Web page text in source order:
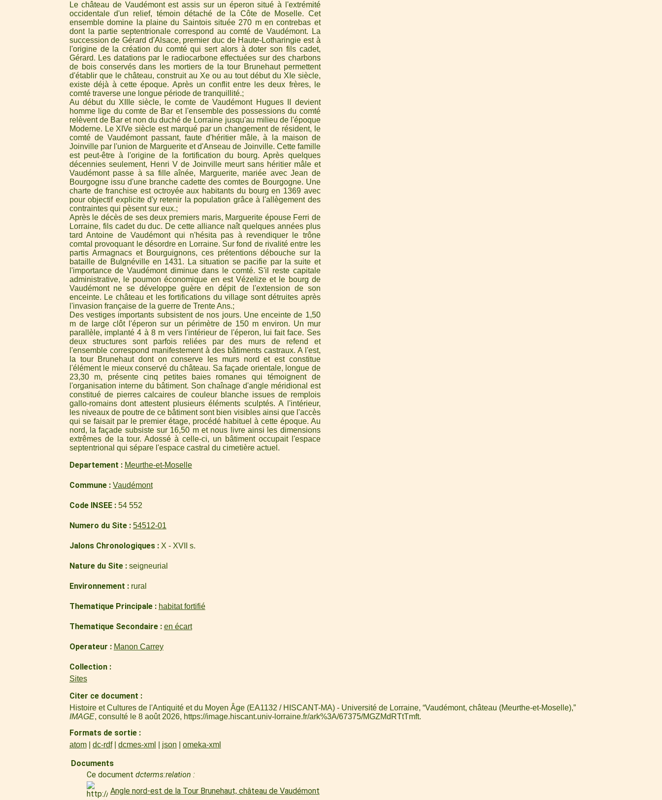
Le château de Vaudémont est assis sur un éperon situé à l'extrémité
occidentale d'un relief, témoin détaché de la Côte de Moselle. Cet
ensemble domine la plaine du Saintois située 270 m en contrebas et
dont la partie septentrionale correspond au comté de Vaudémont. La
succession de Gérard d'Alsace, premier duc de Haute-Lotharingie est à
l'origine de la création du comté qui sert alors à doter son fils cadet,
Gérard. Les datations par le radiocarbone effectuées sur des charbons
de bois conservés dans les mortiers de la tour Brunehaut permettent
d'établir que le château, construit au Xe ou au tout début du XIe siècle,
existe déjà à cette époque. Après un conflit entre les deux frères, le
comté traverse une longue période de tranquillité.
Au début du XIIIe siècle, le comte de Vaudémont Hugues II devient
homme lige du comte de Bar et l'ensemble des possessions du comté
relèvent de Bar et non du duché de Lorraine jusqu'au milieu de l'époque
Moderne. Le XIVe siècle est marqué par un changement de résident, le
comté de Vaudémont passant, faute d'héritier mâle, à la maison de
Joinville par l'union de Marguerite et d'Anseau de Joinville. Cette famille
est peut-être à l'origine de la fortification du bourg. Après quelques
décennies seulement, Henri V de Joinville meurt sans héritier mâle et
Vaudémont passe à sa fille aînée, Marguerite, mariée avec Jean de
Bourgogne issu d'une branche cadette des comtes de Bourgogne. Une
charte de franchise est octroyée aux habitants du bourg en 1369 avec
pour objectif explicite d'y retenir la population grâce à l'allègement des
contraintes qui pèsent sur eux.
Après le décès de ses deux premiers maris, Marguerite épouse Ferri de
Lorraine, fils cadet du duc. De cette alliance naît quelques années plus
tard Antoine de Vaudémont qui n'hésita pas à revendiquer le trône
comtal provoquant le désordre en Lorraine. Sur fond de rivalité entre les
partis Armagnacs et Bourguignons, ces prétentions débouche sur la
bataille de Bulgnéville en 1431. La situation se pacifie par la suite et
l'importance de Vaudémont diminue dans le comté. S'il reste capitale
administrative, le poumon économique en est Vézelize et le bourg de
Vaudémont ne se développe guère en dépit de l'extension de son
enceinte. Le château et les fortifications du village sont détruites après
l'invasion française de la guerre de Trente Ans.
Des vestiges importants subsistent de nos jours. Une enceinte de 1,50
m de large clôt l'éperon sur un périmètre de 150 m environ. Un mur
parallèle, implanté 4 à 8 m vers l'intérieur de l'éperon, lui fait face. Ses
deux structures sont parfois reliées par des murs de refend et
l'ensemble correspond manifestement à des bâtiments castraux. A l'est,
la tour Brunehaut dont on conserve les murs nord et est constitue
l'élément le mieux conservé du château. Sa façade orientale, longue de
23,30 m, présente cinq petites baies romanes qui témoignent de
l'organisation interne du bâtiment. Son chaînage d'angle méridional est
constitué de pierres calcaires de couleur blanche issues de remplois
gallo-romains dont attestent plusieurs éléments sculptés. A l'intérieur,
les niveaux de poutre de ce bâtiment sont bien visibles ainsi que l'accès
qui se faisait par le premier étage, procédé habituel à cette époque. Au
nord, la façade subsiste sur 16,50 m et nous livre ainsi les dimensions
extrêmes de la tour. Adossé à celle-ci, un bâtiment occupait l'espace
septentrional qui sépare l'espace castral du cimetière actuel.
Departement Meurthe-et-Moselle
Commune Vaudémont
Code INSEE 54 552
Numero du Site 54512-01
Jalons Chronologiques X - XVII s.
Nature du Site seigneurial
Environnement rural
Thematique Principale habitat fortifié
Thematique Secondaire en écart
Operateur Manon Carrey
Collection
Sites
Citer ce document
Histoire et Cultures de l'Antiquité et du Moyen Âge (EA1132 / HISCANT-MA) - Université de Lorraine, “Vaudémont, château (Meurthe-et-Moselle),”
IMAGE, consulté le 8 août 2026, https://image.hiscant.univ-lorraine.fr/ark%3A/67375/MGZMdRTtTmft.
Formats de sortie
atom dc-rdf dcmes-xml json omeka-xml
Documents
Ce document dcterms:relation :
Angle nord-est de la Tour Brunehaut, château de Vaudémont